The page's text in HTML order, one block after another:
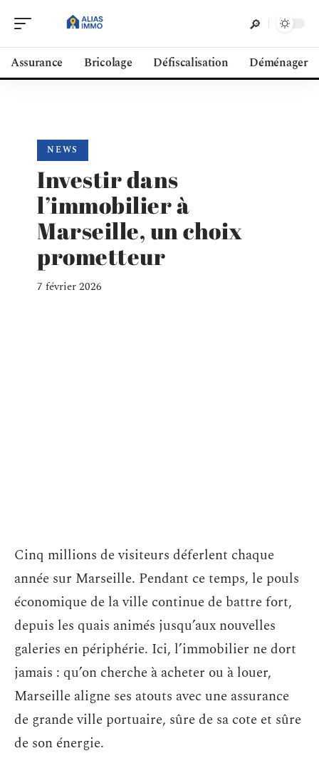
Assurance Bricolage Défiscalisation Déménager
NEWS
Investir dans
l’immobilier à
Marseille, un choix
prometteur
7 février 2026
Cinq millions de visiteurs déferlent chaque
année sur Marseille. Pendant ce temps, le pouls
économique de la ville continue de battre fort,
depuis les quais animés jusqu’aux nouvelles
galeries en périphérie. Ici, l’immobilier ne dort
jamais : qu’on cherche à acheter ou à louer,
Marseille aligne ses atouts avec une assurance
de grande ville portuaire, sûre de sa cote et sûre
de son énergie.